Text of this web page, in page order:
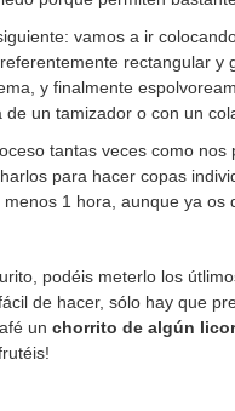
vamos a ir
rectangular y
y finalmente
de un tamizador o con un
tantas veces como
para hacer copas
1 hora, aunque ya os
podéis meterlo los
de hacer, sólo hay que
un chorrito de algún licor